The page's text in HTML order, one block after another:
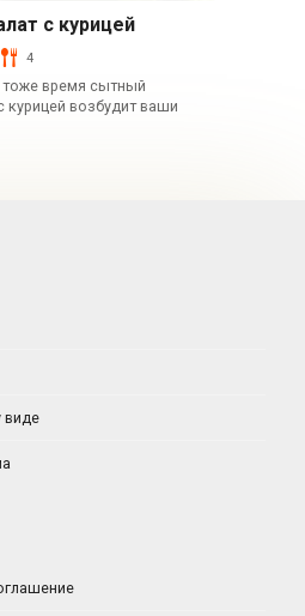
с курицей
4
тоже время сытный
курицей возбудит ваши
виде